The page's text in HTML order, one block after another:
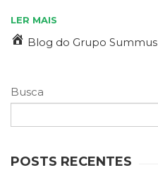
RH
(65)
Turismo
Prática
LER MAIS
Blog do Grupo Summus
Busca
POSTS RECENTES